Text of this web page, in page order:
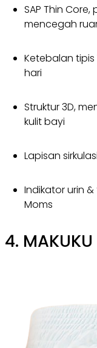
SAP Thin
mencegah
Ketebalan
hari
Struktur 3D,
kulit bayi
Lapisan
Indikator urin
Moms
4.